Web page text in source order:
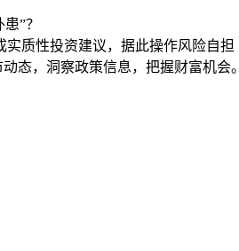
”？
质性投资建议，据此操作风险自担
态，洞察政策信息，把握财富机会。